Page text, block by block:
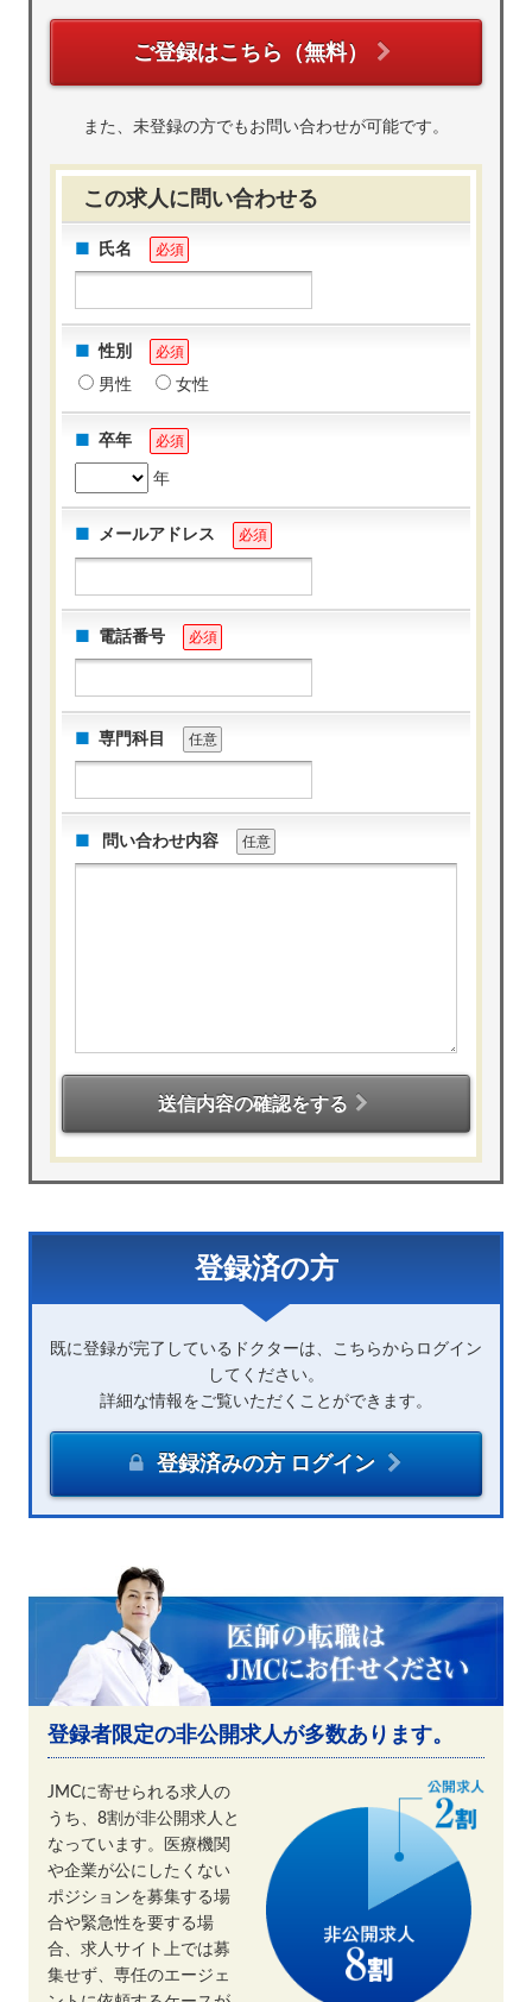
ご登録はこちら（無料）
また、未登録の方でもお問い合わせが可能です。
この求人に問い合わせる
氏名 必須
性別 必須
男性 女性
卒年 必須
年
メールアドレス 必須
電話番号 必須
専門科目 任意
問い合わせ内容 任意
送信内容の確認をする
登録済の方
既に登録が完了しているドクターは、こちらからログイン
してください。
詳細な情報をご覧いただくことができます。
登録済みの方 ログイン
登録者限定の非公開求人が多数あります。
JMCに寄せられる求人の
うち、8割が非公開求人と
なっています。医療機関
や企業が公にしたくない
ポジションを募集する場
合や緊急性を要する場
合、求人サイト上では募
集せず、専任のエージェ